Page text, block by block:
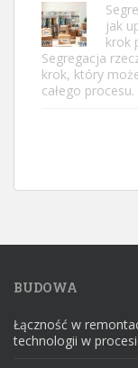
jak
krok
Segregacja
krok, który
całego
BUDOWA
Łączność w
technologii w